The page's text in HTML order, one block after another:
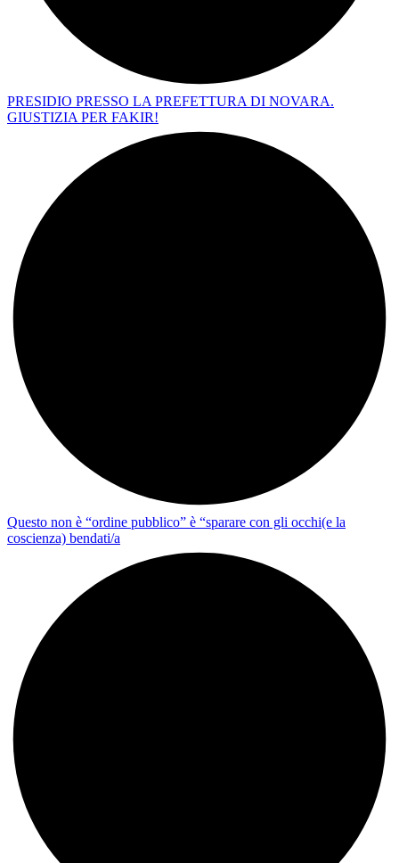
PRESIDIO PRESSO LA PREFETTURA DI NOVARA.
GIUSTIZIA PER FAKIR!
Questo non è “ordine pubblico” è “sparare con gli occhi(e la
coscienza) bendati/a